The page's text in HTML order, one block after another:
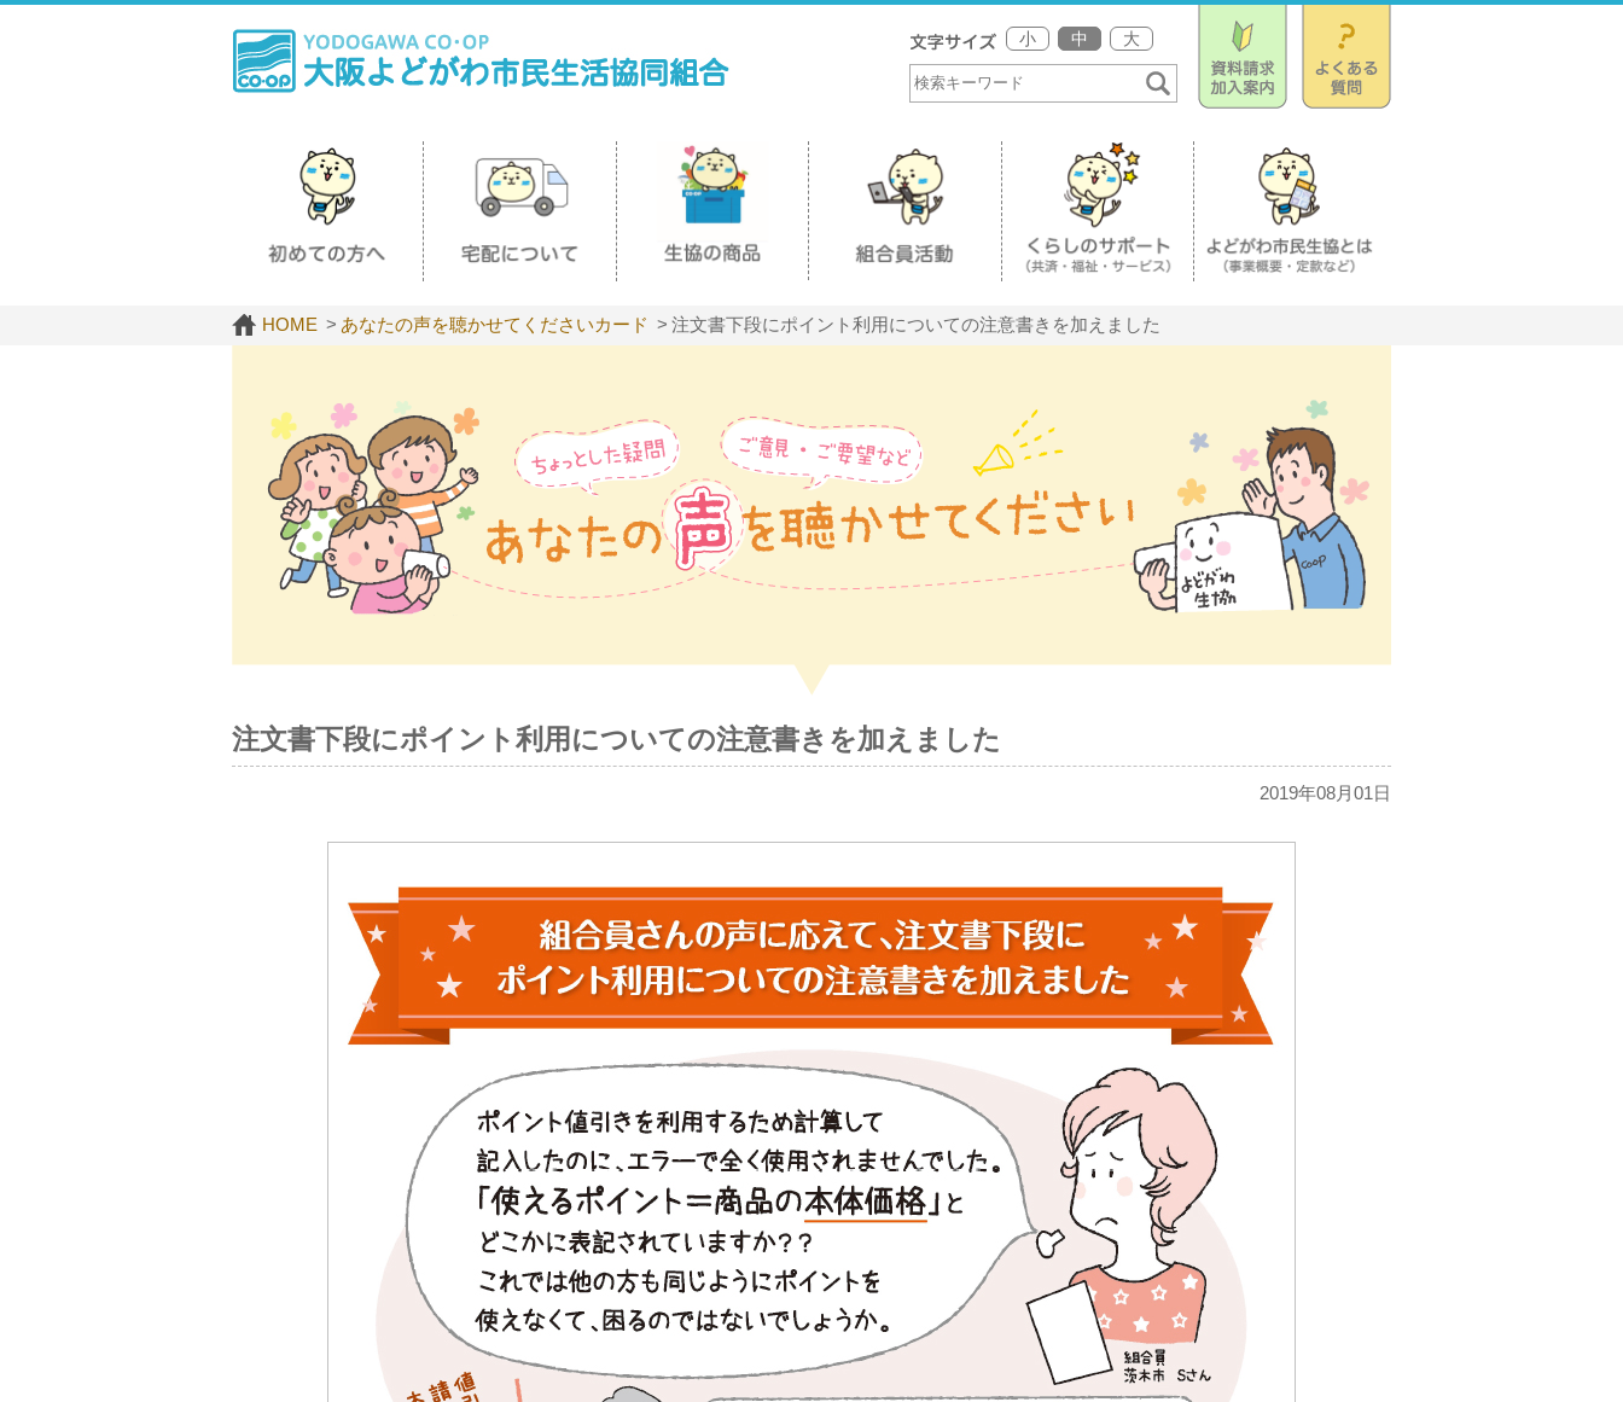
小 中 大
HOME あなたの声を聴かせてくださいカード 注文書下段にポイント利用についての注意書きを加えました
注文書下段にポイント利用についての注意書きを加えました
2019年08月01日